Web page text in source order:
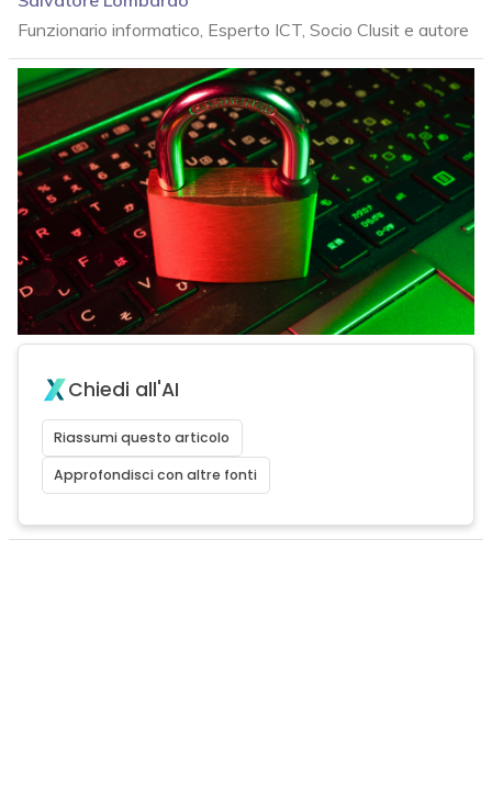
Funzionario informatico, Esperto ICT, Socio Clusit e autore
Chiedi all'AI
Riassumi questo articolo
Approfondisci con altre fonti